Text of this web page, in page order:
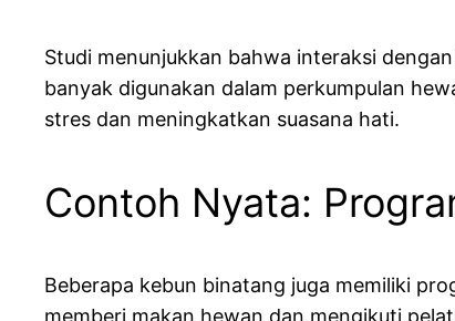
Studi menunjukkan bahwa interaksi
banyak digunakan dalam perkumpulan
stres dan meningkatkan suasana hati.
Contoh Nyata:
Beberapa kebun binatang juga memiliki
memberi makan hewan dan mengikuti